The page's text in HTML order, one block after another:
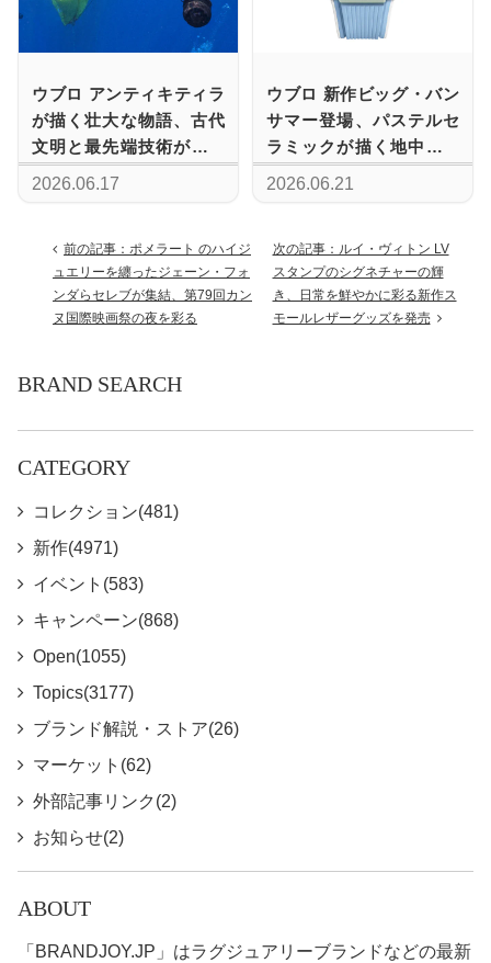
ウブロ アンティキティラ
が描く壮大な物語、古代
文明と最先端技術が交差
する挑戦
2026.06.17
ウブロ 新作ビッグ・バン
サマー登場、パステルセ
ラミックが描く地中海の
色彩と機械美
2026.06.21
前の記事：ポメラート のハイジ
ュエリーを纏ったジェーン・フォ
ンダらセレブが集結、第79回カン
ヌ国際映画祭の夜を彩る
次の記事：ルイ・ヴィトン LV
スタンプのシグネチャーの輝
き、日常を鮮やかに彩る新作ス
モールレザーグッズを発売
BRAND SEARCH
CATEGORY
コレクション(481)
新作(4971)
イベント(583)
キャンペーン(868)
Open(1055)
Topics(3177)
ブランド解説・ストア(26)
マーケット(62)
外部記事リンク(2)
お知らせ(2)
ABOUT
「BRANDJOY.JP」はラグジュアリーブランドなどの最新